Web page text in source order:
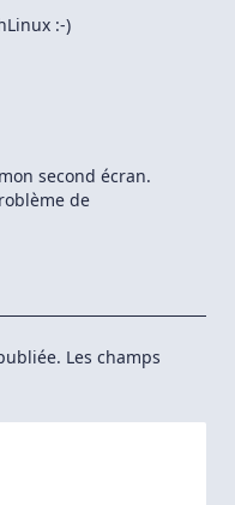
:-)
second écran.
de
Les champs